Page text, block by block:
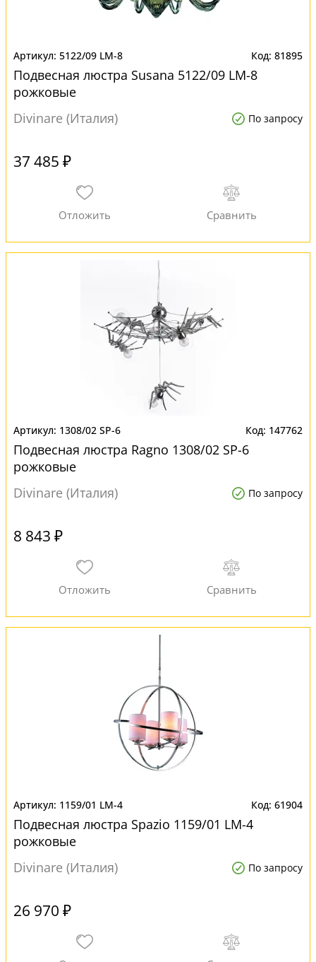
5122/09 LM-8 81895
Подвесная люстра Susana 5122/09 LM-8
рожковые
Divinare (Италия)
По запросу
37 485 ₽
1308/02 SP-6 147762
Подвесная люстра Ragno 1308/02 SP-6
рожковые
Divinare (Италия)
По запросу
8 843 ₽
1159/01 LM-4 61904
Подвесная люстра Spazio 1159/01 LM-4
рожковые
Divinare (Италия)
По запросу
26 970 ₽